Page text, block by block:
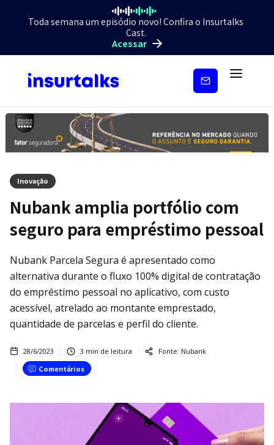
Toda semana um episódio novo! Confira o Insurtalks
Cast.
Acessar
Inscreva-
Inovação
Nubank amplia portfólio com
seguro para empréstimo pessoal
Nubank Parcela Segura é apresentado como
alternativa durante o fluxo 100% digital de contratação
do empréstimo pessoal no aplicativo, com custo
acessível, atrelado ao montante emprestado,
quantidade de parcelas e perfil do cliente.
28/6/2023 3 min de leitura Fonte: Nubank
Comentários